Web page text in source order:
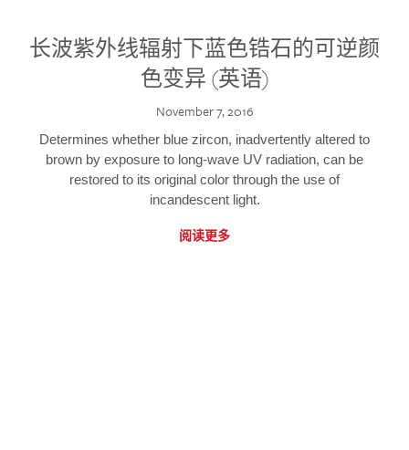
长波紫外线辐射下蓝色锆石的可逆颜
色变异 (英语)
November 7, 2016
Determines whether blue zircon, inadvertently altered to
brown by exposure to long-wave UV radiation, can be
restored to its original color through the use of
incandescent light.
阅读更多